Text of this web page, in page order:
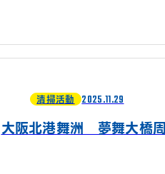
清掃活動 2025.11.29
大阪北港舞洲 夢舞大橋